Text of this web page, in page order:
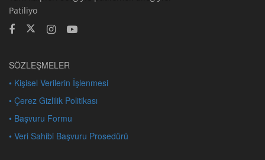
Patiliyo
SÖZLEŞMELER
• Kişisel Verilerin İşlenmesi
• Çerez Gizlilik Politikası
• Başvuru Formu
• Veri Sahibi Başvuru Prosedürü